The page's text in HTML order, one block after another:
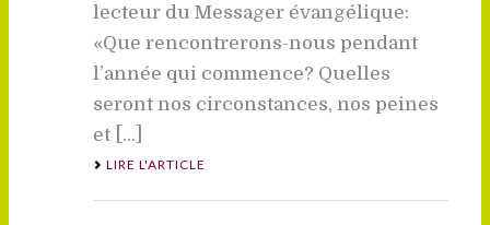
lecteur du Messager évangélique:
«Que rencontrerons-nous pendant
l’année qui commence? Quelles
seront nos circonstances, nos peines
et [...]
LIRE L'ARTICLE